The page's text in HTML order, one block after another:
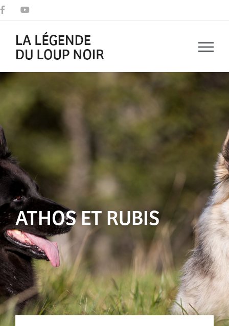
Passer
contenu
Facebook
ATHOS ET RUBIS